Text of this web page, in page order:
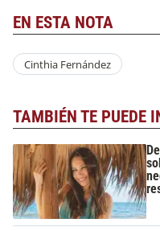
EN ESTA NOTA
Cinthia Fernández
TAMBIÉN TE PUEDE